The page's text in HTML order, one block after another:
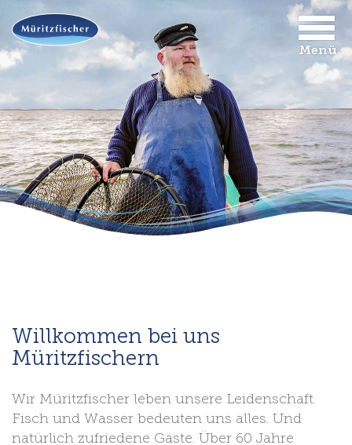
Willkommen bei uns
Müritzfischern
Wir Müritzfischer leben unsere Leidenschaft.
Fisch und Wasser bedeuten uns alles. Und
natürlich zufriedene Gäste. Über 60 Jahre
Menü